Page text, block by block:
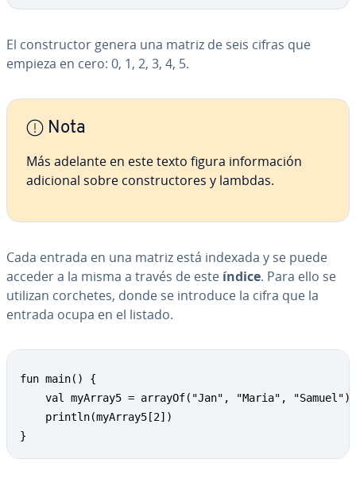
El co­n­s­tru­c­tor genera una matriz de seis cifras que
empieza en cero: 0, 1, 2, 3, 4, 5.
Nota
Más adelante en este texto figura in­fo­r­ma­ción
adicional sobre co­n­s­tru­c­to­res y lambdas.
Cada entrada en una matriz está indexada y se puede
acceder a la misma a través de este índice. Para ello se
utilizan corchetes, donde se introduce la cifra que la
entrada ocupa en el listado.
fun main() {
}